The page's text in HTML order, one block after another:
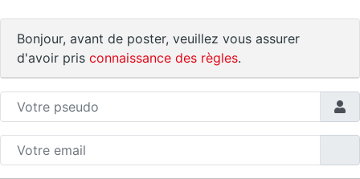
Bonjour, avant de poster, veuillez vous assurer
d'avoir pris connaissance des règles.